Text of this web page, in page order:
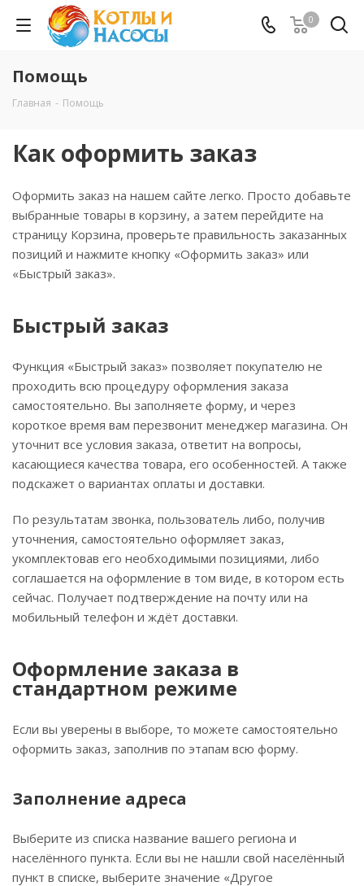
0
Помощь
Главная - Помощь
Как оформить заказ
Оформить заказ на нашем сайте легко. Просто добавьте
выбранные товары в корзину, а затем перейдите на
страницу Корзина, проверьте правильность заказанных
позиций и нажмите кнопку «Оформить заказ» или
«Быстрый заказ».
Быстрый заказ
Функция «Быстрый заказ» позволяет покупателю не
проходить всю процедуру оформления заказа
самостоятельно. Вы заполняете форму, и через
короткое время вам перезвонит менеджер магазина. Он
уточнит все условия заказа, ответит на вопросы,
касающиеся качества товара, его особенностей. А также
подскажет о вариантах оплаты и доставки.
По результатам звонка, пользователь либо, получив
уточнения, самостоятельно оформляет заказ,
укомплектовав его необходимыми позициями, либо
соглашается на оформление в том виде, в котором есть
сейчас. Получает подтверждение на почту или на
мобильный телефон и ждёт доставки.
Оформление заказа в
стандартном режиме
Если вы уверены в выборе, то можете самостоятельно
оформить заказ, заполнив по этапам всю форму.
Заполнение адреса
Выберите из списка название вашего региона и
населённого пункта. Если вы не нашли свой населённый
пункт в списке, выберите значение «Другое